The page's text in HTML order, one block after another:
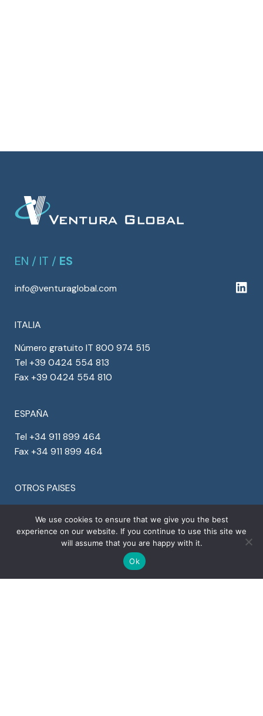
EN / IT / ES
info@venturaglobal.com
ITALIA
Número gratuito IT 800 974 515
Tel +39 0424 554 813
Fax +39 0424 554 810
ESPAÑA
Tel +34 911 899 464
Fax +34 911 899 464
OTROS PAISES
Finland +358 94 245 1598
Portugal +351 30 881 2561
Sweden +46 8 525 00 870
We use cookies to ensure that we give you the best
experience on our website. If you continue to use this site we
will assume that you are happy with it.
Ok